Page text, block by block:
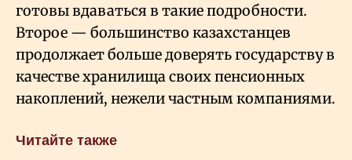
готовы вдаваться в такие подробности.
Второе — большинство казахстанцев
продолжает больше доверять государству в
качестве хранилища своих пенсионных
накоплений, нежели частным компаниями.
Читайте также